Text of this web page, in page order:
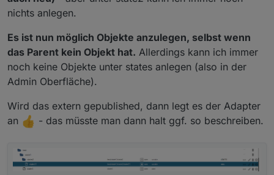
nichts anlegen.
Es ist nun möglich Objekte anzulegen, selbst wenn
das Parent kein Objekt hat. Allerdings kann ich immer
noch keine Objekte unter states anlegen (also in der
Admin Oberfläche).
Wird das extern gepublished, dann legt es der Adapter
an
- das müsste man dann halt ggf. so beschreiben.